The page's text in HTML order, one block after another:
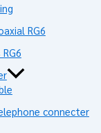
RG6
connecter